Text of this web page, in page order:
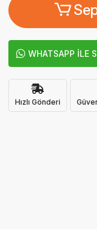
WHATSAPP İLE
Hızlı Gönderi